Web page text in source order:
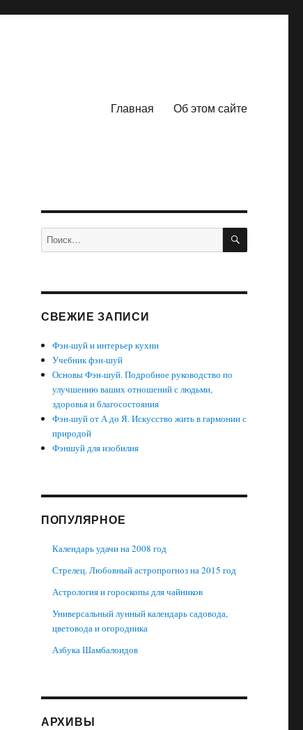
Главная Об этом сайте
Искать: ПОИСК
СВЕЖИЕ ЗАПИСИ
Фэн-шуй и интерьер кухни
Учебник фэн-шуй
Основы Фэн-шуй. Подробное руководство по
улучшению ваших отношений с людьми,
здоровья и благосостояния
Фэн-шуй от А до Я. Искусство жить в гармонии с
природой
Фэншуй для изобилия
ПОПУЛЯРНОЕ
Календарь удачи на 2008 год
Стрелец. Любовный астропрогноз на 2015 год
Астрология и гороскопы для чайников
Универсальный лунный календарь садовода,
цветовода и огородника
Азбука Шамбалоидов
АРХИВЫ